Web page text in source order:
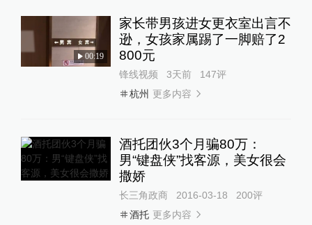
00:19
家长带男孩进女更衣室出言不
逊，女孩家属踢了一脚赔了2
800元
锋线视频 3天前 147评
杭州 更多内容
酒托团伙3个月骗80万：
男“键盘侠”找客源，美女很会
撒娇
长三角政商 2016-03-18 200评
酒托 更多内容